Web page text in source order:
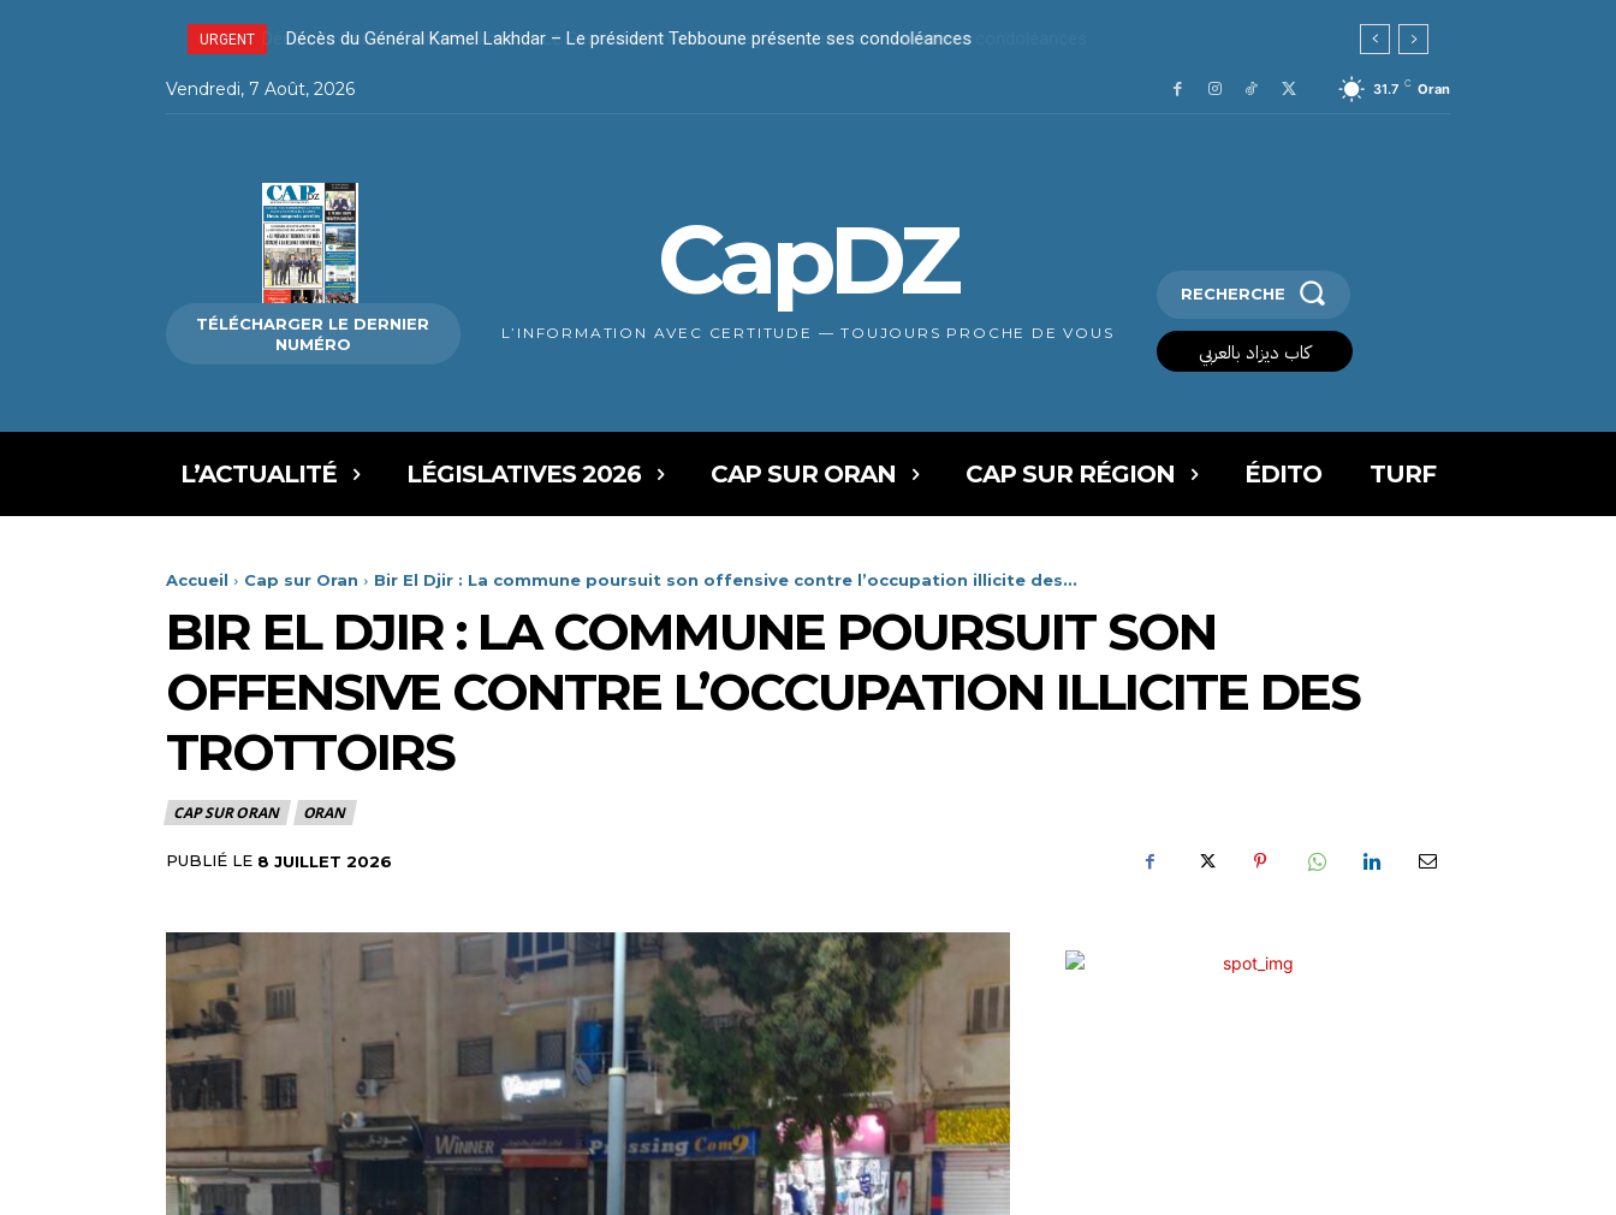
URGENT Décès du Général Kamel Lakhdar – Le président Tebboune présente ses condoléances
Vendredi, 7 Août, 2026 31.7 C Oran
TÉLÉCHARGER LE DERNIER
NUMÉRO
CapDZ
L’INFORMATION AVEC CERTITUDE — TOUJOURS PROCHE DE VOUS
RECHERCHE
كاب ديزاد بالعربي
L’ACTUALITÉ LÉGISLATIVES 2026 CAP SUR ORAN CAP SUR RÉGION ÉDITO TURF
Accueil Cap sur Oran Bir El Djir : La commune poursuit son offensive contre l’occupation illicite des...
BIR EL DJIR : LA COMMUNE POURSUIT SON
OFFENSIVE CONTRE L’OCCUPATION ILLICITE DES
TROTTOIRS
CAP SUR ORAN ORAN
PUBLIÉ LE 8 JUILLET 2026